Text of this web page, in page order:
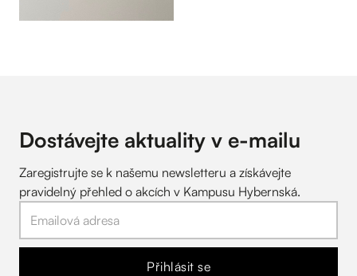
Dostávejte aktuality v e-mailu
Zaregistrujte se k našemu newsletteru a získávejte
pravidelný přehled o akcích v Kampusu Hybernská.
Přihlásit se